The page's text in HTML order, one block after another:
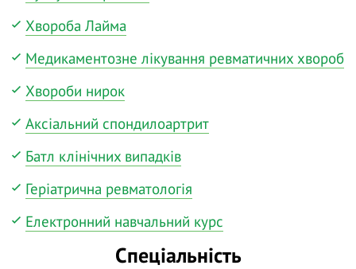
Хвороба Лайма
Медикаментозне лікування ревматичних хвороб
Хвороби нирок
Аксіальний спондилоартрит
Батл клінічних випадків
Геріатрична ревматологія
Електронний навчальний курс
Спеціальність